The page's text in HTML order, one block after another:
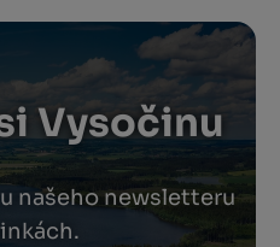
Vysočinu
našeho newsletteru